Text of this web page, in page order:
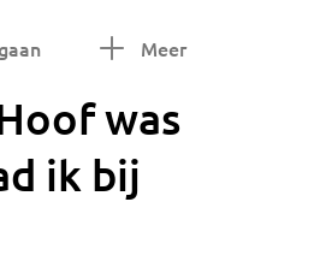
Meer
was
ik bij